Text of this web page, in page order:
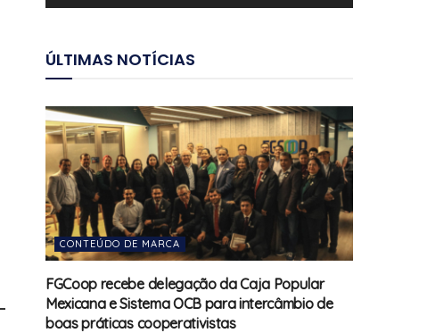
ÚLTIMAS NOTÍCIAS
CONTEÚDO DE MARCA
FGCoop recebe delegação da Caja Popular
Mexicana e Sistema OCB para intercâmbio de
boas práticas cooperativistas